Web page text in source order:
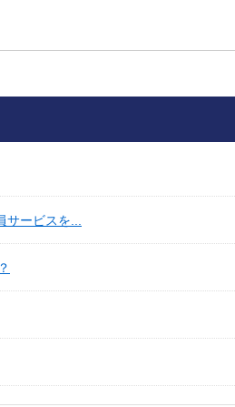
ービスを...